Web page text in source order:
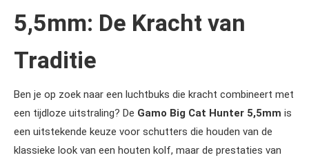
5,5mm: De Kracht van
Traditie
Ben je op zoek naar een luchtbuks die kracht combineert met
een tijdloze uitstraling? De Gamo Big Cat Hunter 5,5mm is
een uitstekende keuze voor schutters die houden van de
klassieke look van een houten kolf, maar de prestaties van